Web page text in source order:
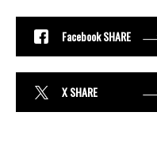
Facebook SHARE
X SHARE